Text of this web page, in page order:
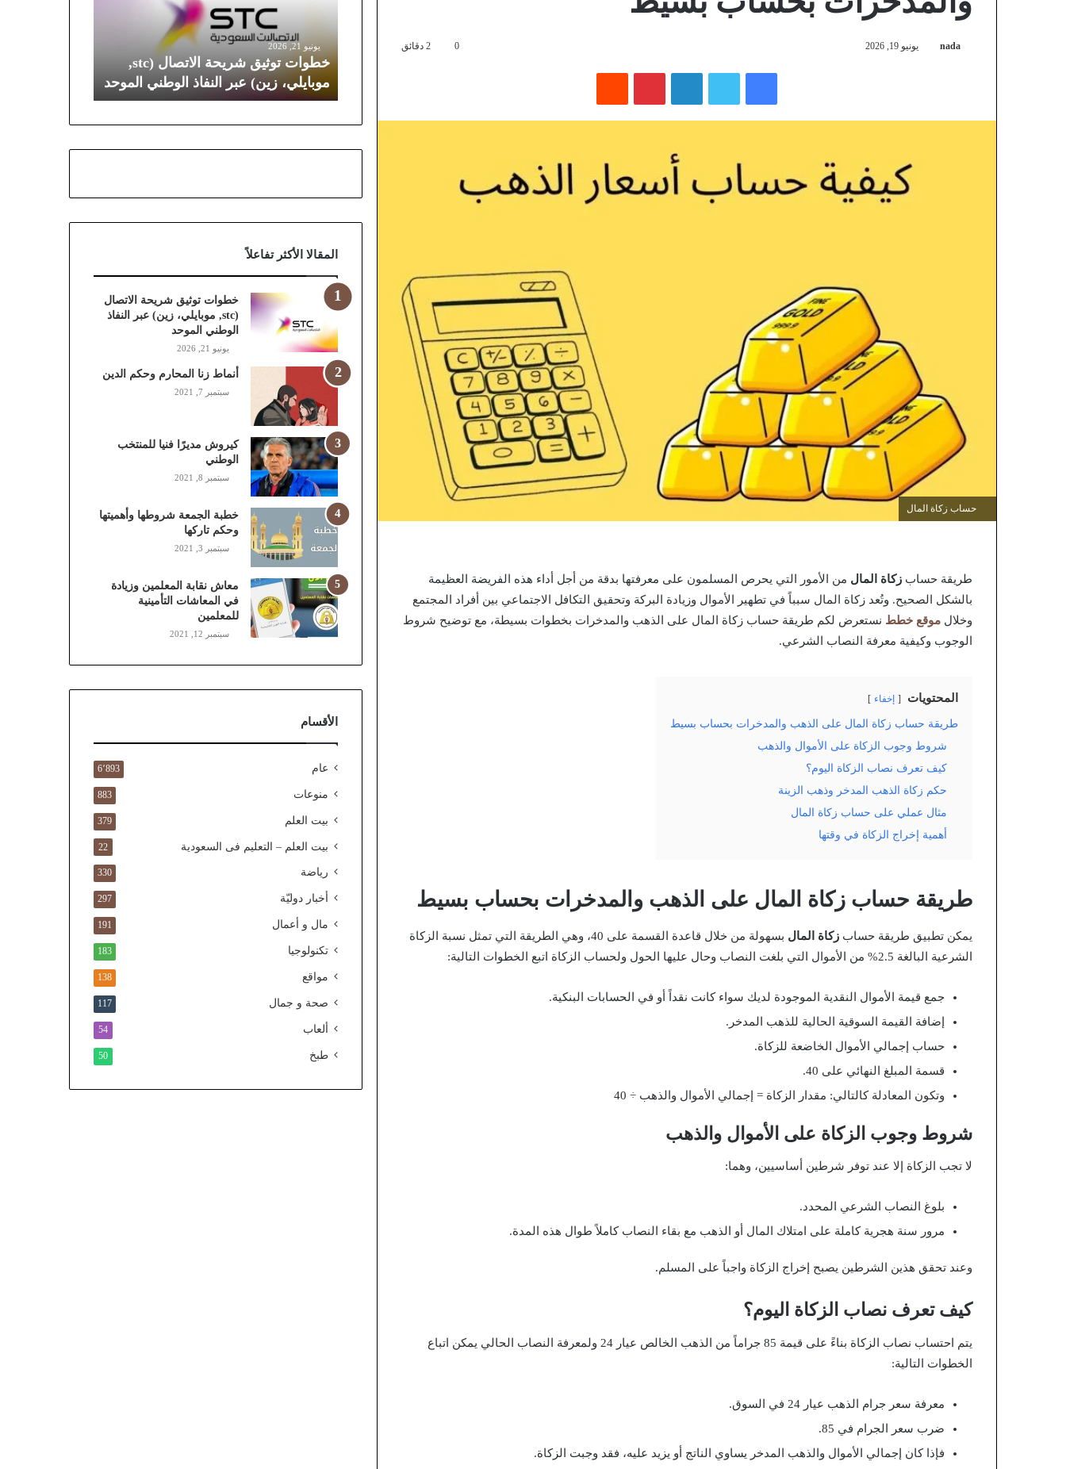
nada يونيو 19, 2026 0
فيسبوك لينكدإن بينتيريست
حساب زكاة المال
طريقة حساب زكاة المال من الأمور التي يحرص المسلمون على معرفتها بدقة من أجل أداء هذه الفريضة العظيمة
بالشكل الصحيح. وتُعد زكاة المال سبباً في تطهير الأموال وزيادة البركة وتحقيق التكافل الاجتماعي بين أفراد المجتمع
وخلال موقع خطط نستعرض لكم طريقة حساب زكاة المال على الذهب والمدخرات بخطوات بسيطة، مع توضيح شروط
الوجوب وكيفية معرفة النصاب الشرعي.
المحتويات إخفاء
طريقة حساب زكاة المال على الذهب والمدخرات بحساب بسيط
شروط وجوب الزكاة على الأموال والذهب
كيف تعرف نصاب الزكاة اليوم؟
حكم زكاة الذهب المدخر وذهب الزينة
مثال عملي على حساب زكاة المال
أهمية إخراج الزكاة في وقتها
طريقة حساب زكاة المال على الذهب والمدخرات بحساب بسيط
يمكن تطبيق طريقة حساب زكاة المال
بسهولة من خلال قاعدة القسمة على 40، وهي الطريقة التي تمثل نسبة الزكاة
الشرعية البالغة 2.5% من الأموال التي بلغت النصاب وحال عليها الحول ولحساب الزكاة اتبع الخطوات التالية:
جمع قيمة الأموال النقدية الموجودة لديك سواء كانت نقداً أو في الحسابات البنكية.
إضافة القيمة السوقية الحالية للذهب المدخر.
حساب إجمالي الأموال الخاضعة للزكاة.
قسمة المبلغ النهائي على 40.
وتكون المعادلة كالتالي: مقدار الزكاة = إجمالي الأموال والذهب ÷ 40
شروط وجوب الزكاة على الأموال والذهب
لا تجب الزكاة إلا عند توفر شرطين أساسيين، وهما:
بلوغ النصاب الشرعي المحدد.
مرور سنة هجرية كاملة على امتلاك المال أو الذهب مع بقاء النصاب كاملاً طوال هذه المدة.
وعند تحقق هذين الشرطين يصبح إخراج الزكاة واجباً على المسلم.
كيف تعرف نصاب الزكاة اليوم؟
يتم احتساب نصاب الزكاة بناءً على قيمة 85 جراماً من الذهب الخالص عيار 24 ولمعرفة النصاب الحالي يمكن اتباع
الخطوات التالية:
معرفة سعر جرام الذهب عيار 24 في السوق.
ضرب سعر الجرام في 85.
فإذا كان إجمالي الأموال والذهب المدخر يساوي الناتج أو يزيد عليه، فقد وجبت الزكاة.
و
ث
ي
ق
ش
ح
ل
ص
ل
(
t
c
,
م
ا
ي
ل
ي
،
ز
ي
ن
)
ع
ب
ر
ا
ن
ذ
و
ن
ي
ل
م
ح
يونيو 21, 2026
خطوات توثيق شريحة الاتصال (stc,
موبايلي، زين) عبر النفاذ الوطني الموحد
المقالا الأكثر تفاعلاً
خطوات توثيق شريحة الاتصال
(stc, موبايلي، زين) عبر النفاذ
الوطني الموحد
يونيو 21, 2026
أنماط زنا المحارم وحكم الدين
سبتمبر 7, 2021
كيروش مديرًا فنيا للمنتخب
الوطني
سبتمبر 8, 2021
خطبة الجمعة شروطها وأهميتها
وحكم تاركها
سبتمبر 3, 2021
معاش نقابة المعلمين وزيادة
في المعاشات التأمينية
للمعلمين
سبتمبر 12, 2021
الأقسام
عام 6٬893
منوعات 883
بيت العلم 379
بيت العلم – التعليم فى السعودية 22
رياضة 330
أخبار دوليّة 297
مال و أعمال 191
تكنولوجيا 183
مواقع 138
صحة و جمال 117
ألعاب 54
طبخ 50